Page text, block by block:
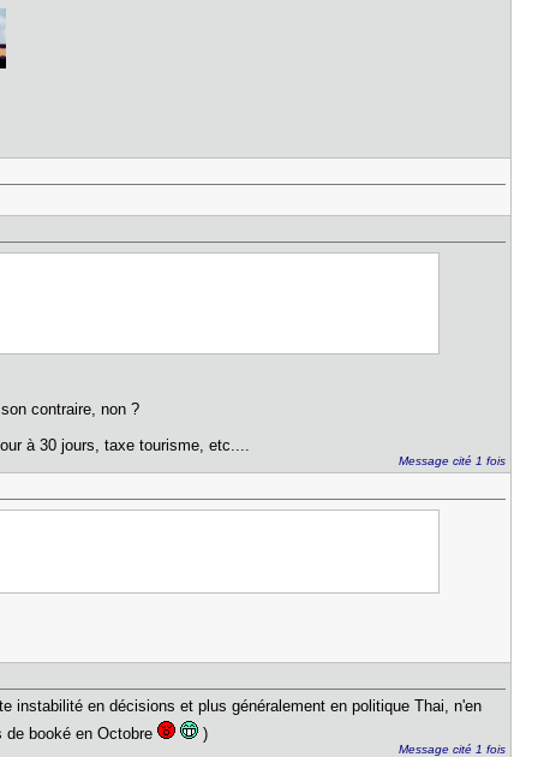
contraire, non ?
à 30 jours, taxe tourisme, etc....
Message cité 1 fois
instabilité en décisions et plus généralement en politique Thai, n'en
de booké en Octobre )
Message cité 1 fois